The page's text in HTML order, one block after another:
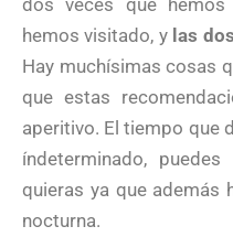
hemos visitado, y las
Hay muchísimas cosas
que estas
aperitivo. El tiempo que
índeterminado,
quieras ya que además
nocturna.